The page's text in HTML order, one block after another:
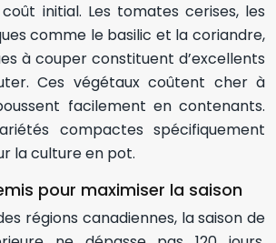
initial. Les tomates cerises, les
comme le basilic et la coriandre,
à couper constituent d’excellents
Ces végétaux coûtent cher à
facilement en contenants.
compactes spécifiquement
la culture en pot.
pour maximiser la saison
régions canadiennes, la saison de